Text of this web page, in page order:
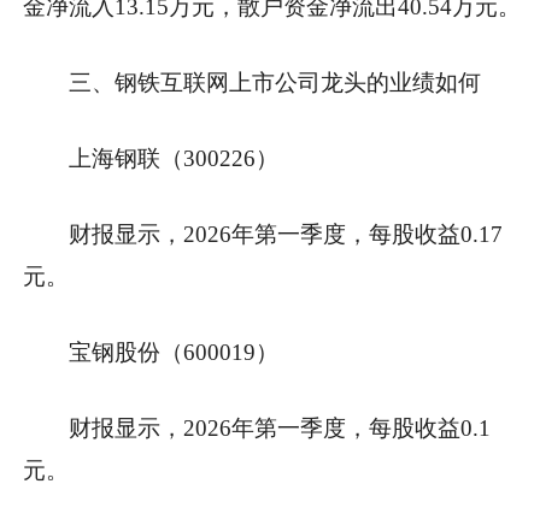
金净流入13.15万元，散户资金净流出40.54万元。
三、钢铁互联网上市公司龙头的业绩如何
上海钢联（300226）
财报显示，2026年第一季度，每股收益0.17
元。
宝钢股份（600019）
财报显示，2026年第一季度，每股收益0.1
元。